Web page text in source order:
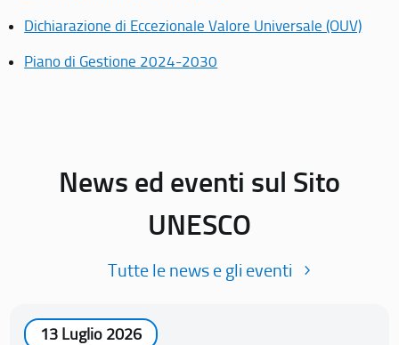
Dichiarazione di Eccezionale Valore Universale (OUV)
Piano di Gestione 2024-2030
News ed eventi sul Sito
UNESCO
Tutte le news e gli eventi
13 Luglio 2026